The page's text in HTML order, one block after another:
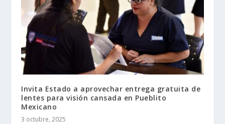
Invita Estado a aprovechar entrega gratuita de
lentes para visión cansada en Pueblito
Mexicano
3 octubre, 2025